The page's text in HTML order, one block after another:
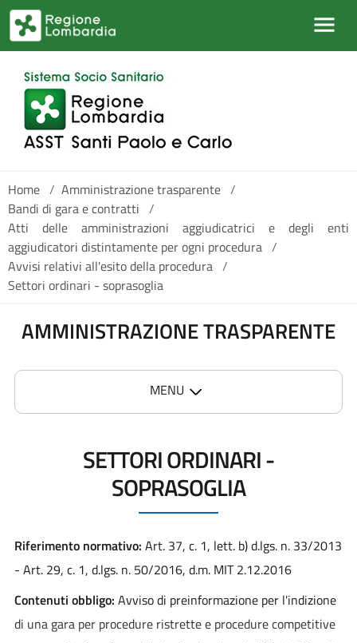
Salta al contenuto principale
Home / Amministrazione trasparente /
Bandi di gara e contratti /
Atti delle amministrazioni aggiudicatrici e degli enti
aggiudicatori distintamente per ogni procedura /
Avvisi relativi all'esito della procedura /
Settori ordinari - soprasoglia
AMMINISTRAZIONE TRASPARENTE
MENU
SETTORI ORDINARI -
SOPRASOGLIA
Riferimento normativo: Art. 37, c. 1, lett. b) d.lgs. n. 33/2013
- Art. 29, c. 1, d.lgs. n. 50/2016, d.m. MIT 2.12.2016
Contenuti obbligo: Avviso di preinformazione per l'indizione
di una gara per procedure ristrette e procedure competitive